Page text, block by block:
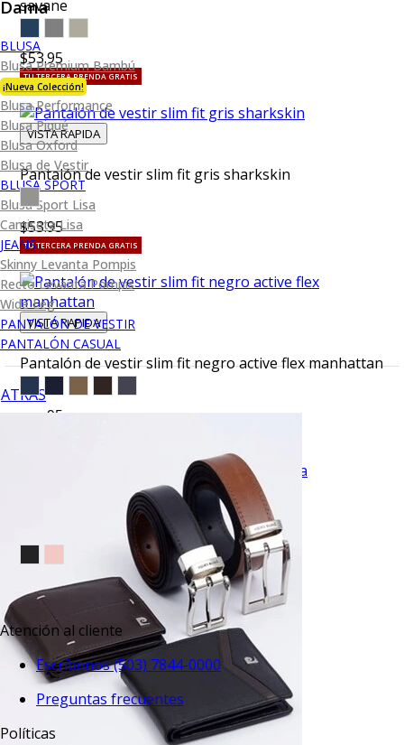
Dama
BLUSA
Blusa Premium Bambú
¡Nueva Colección!
Blusa Performance
Blusa Piqué
Blusa Oxford
Blusa de Vestir
BLUSA SPORT
Blusa Sport Lisa
Camiseta Lisa
JEANS
Skinny Levanta Pompis
Recto Levanta Pompis
Wide Leg
PANTALÓN DE VESTIR
PANTALÓN CASUAL
ATRÁS
savane
$53.95
TU TERCERA PRENDA GRATIS
VISTA RAPIDA
Pantalón de vestir slim fit gris sharkskin
$53.95
TU TERCERA PRENDA GRATIS
VISTA RAPIDA
Pantalón de vestir slim fit negro active flex manhattan
$53.95
Camisa de vestir lisa slim fit piqué blanca
$39.95
TU TERCERA PRENDA GRATIS
Atención al cliente
Escríbenos (503) 7844-0000
Preguntas frecuentes
Políticas